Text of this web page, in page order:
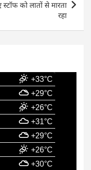
स्टॉफ को लातों से मारता
रहा
+33°C
+29°C
+26°C
+31°C
+29°C
+26°C
+30°C